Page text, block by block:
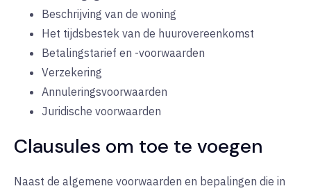
Beschrijving van de woning
Het tijdsbestek van de huurovereenkomst
Betalingstarief en -voorwaarden
Verzekering
Annuleringsvoorwaarden
Juridische voorwaarden
Clausules om toe te voegen
Naast de algemene voorwaarden en bepalingen die in